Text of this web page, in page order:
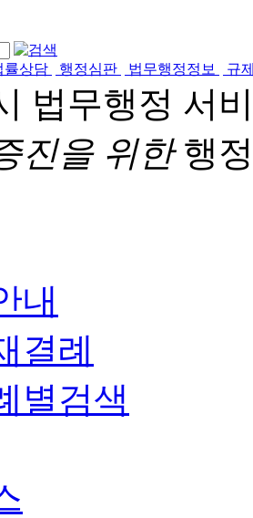
률상담 행정심판 법무행정정보 규
법무행정 서
진을 위한행
내
결례
별검색